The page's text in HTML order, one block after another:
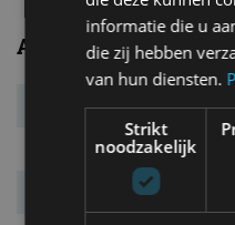
Algemeen
Transmissie
Carrosserietype
informatie die u
die zij hebben
van hun diensten.
Strikt
noodzakelijk